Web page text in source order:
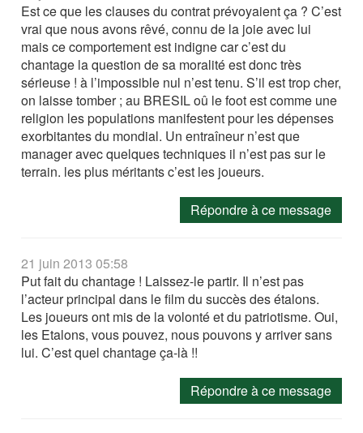
Est ce que les clauses du contrat prévoyaient ça ? C’est
vrai que nous avons rêvé, connu de la joie avec lui
mais ce comportement est indigne car c’est du
chantage la question de sa moralité est donc très
sérieuse ! à l’impossible nul n’est tenu. S’il est trop cher,
on laisse tomber ; au BRESIL oû le foot est comme une
religion les populations manifestent pour les dépenses
exorbitantes du mondial. Un entraîneur n’est que
manager avec quelques techniques il n’est pas sur le
terrain. les plus méritants c’est les joueurs.
Répondre à ce message
21 juin 2013 05:58
Put fait du chantage ! Laissez-le partir. Il n’est pas
l’acteur principal dans le film du succès des étalons.
Les joueurs ont mis de la volonté et du patriotisme. Oui,
les Etalons, vous pouvez, nous pouvons y arriver sans
lui. C’est quel chantage ça-là !!
Répondre à ce message